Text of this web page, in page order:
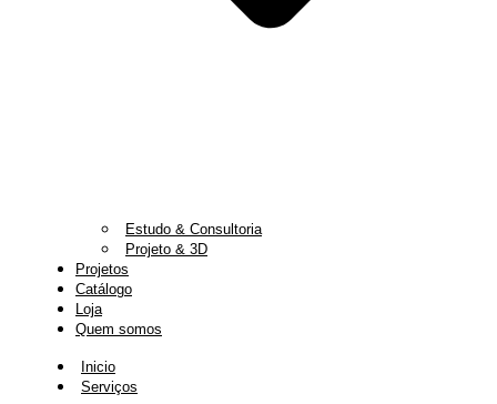
Estudo & Consultoria
Projeto & 3D
Projetos
Catálogo
Loja
Quem somos
Inicio
Serviços